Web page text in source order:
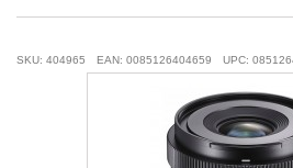
SKU: 404965 EAN: 0085126404659 UPC: